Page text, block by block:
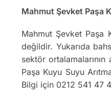
Mahmut Şevket Paşa
Mahmut Şevket Paşa
değildir. Yukarıda
sektör
Paşa Kuyu Suyu
Bilgi için 0212 541 47